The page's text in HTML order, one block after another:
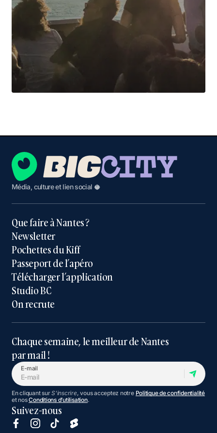
Média, culture et lien social 🥥
Que faire à Nantes ?
Newsletter
Pochettes du Kiff
Passeport de l’apéro
Télécharger l’application
Studio BC
On recrute
Chaque semaine, le meilleur de Nantes
par mail !
E-mail
En cliquant surS'inscrire, vous acceptez notre Politique de confidentialité
et nosConditions d’utilisation.
Suivez-nous